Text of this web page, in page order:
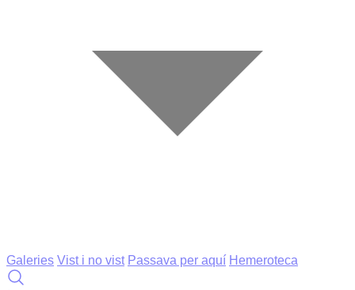
Galeries Vist i no vist Passava per aquí Hemeroteca